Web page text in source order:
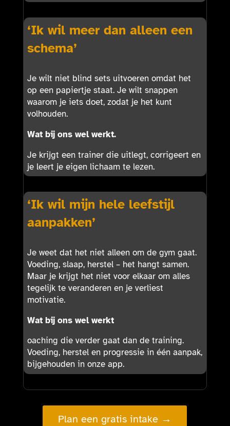
‘Ik wil meer dan alleen een
schema’
Je wilt niet blind sets uitvoeren omdat het
op een papiertje staat. Je wilt snappen
waarom je iets doet, zodat je het kunt
volhouden.
Wat bij ons wel werkt.
Je krijgt een trainer die uitlegt, corrigeert en
je leert je eigen lichaam te lezen.
‘Ik wil mijn hele leefstijl
aanpakken’
Je weet dat het niet alleen om de gym gaat.
Voeding, slaap, herstel – het hangt samen.
Maar je krijgt het niet voor elkaar om alles
tegelijk te veranderen en je verliest
motivatie.
Wat bij ons wel werkt
oaching die verder gaat dan de training.
Voeding, herstel en progressie in één aanpak,
bijgehouden in onze app.
Plan een gratis intake →